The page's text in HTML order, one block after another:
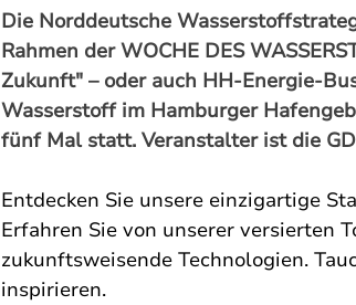
Die Norddeutsche
Rahmen der WOCHE DES
Zukunft" – oder auch HH-Energie-
Wasserstoff im Hamburger
fünf Mal statt. Veranstalter ist die
Entdecken Sie unsere einzigartige
Erfahren Sie von unserer versierten
zukunftsweisende Technologien.
inspirieren.